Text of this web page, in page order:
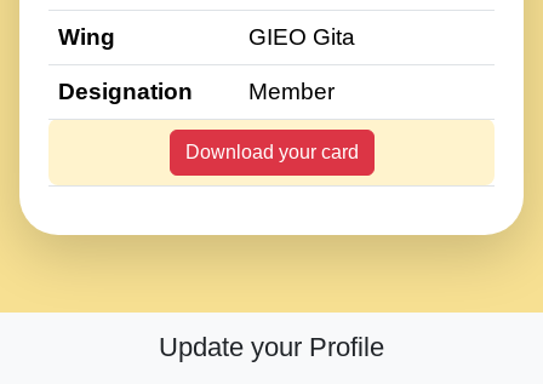
Wing GIEO Gita
Designation Member
Download your card
Update your Profile